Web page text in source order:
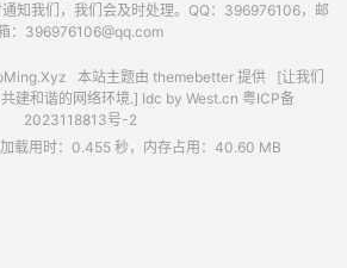
知我们，我们会及时处理。QQ：396976106，邮
：396976106@qq.com
本站主题由 themebetter提供 [让我们
建和谐的网络环境.] Idc by West.cn 粤ICP备
2023118813号-2
载用时：0.455 秒，内存占用：40.60 MB